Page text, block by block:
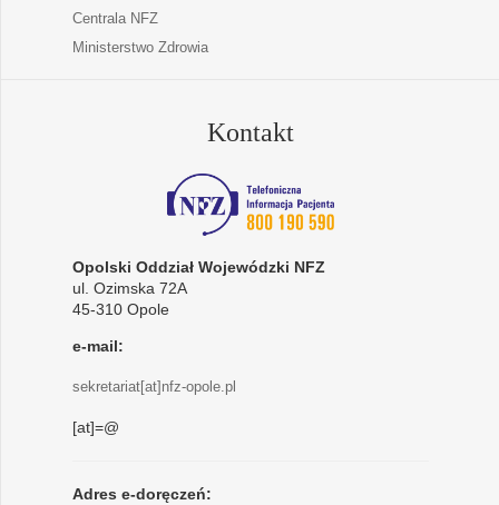
Centrala NFZ
Ministerstwo Zdrowia
Kontakt
Opolski Oddział Wojewódzki NFZ
ul. Ozimska 72A
45-310 Opole
e-mail:
sekretariat[at]nfz-opole.pl
[at]=@
Adres e-doręczeń: